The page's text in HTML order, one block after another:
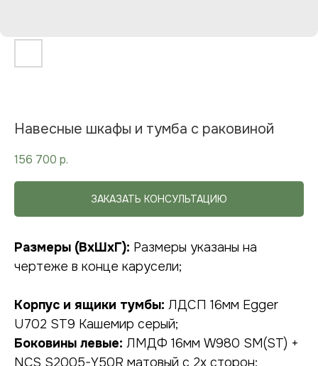
Навесные шкафы и тумба с раковиной
156 700 р.
ЗАКАЗАТЬ КОНСУЛЬТАЦИЮ
Размеры (ВхШхГ): Размеры указаны на
чертеже в конце карусели;
Корпус и ящики тумбы: ЛДСП 16мм Egger
U702 ST9 Кашемир серый;
Боковины левые: ЛМДФ 16мм W980 SM(ST) +
NCS S2005-Y50R матовый с 2х сторон;